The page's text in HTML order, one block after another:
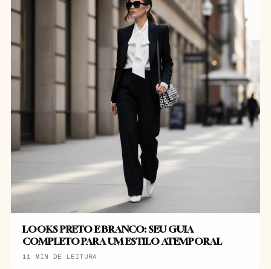
LOOKS PRETO E BRANCO: SEU GUIA
COMPLETO PARA UM ESTILO ATEMPORAL
11 MIN DE LEITURA